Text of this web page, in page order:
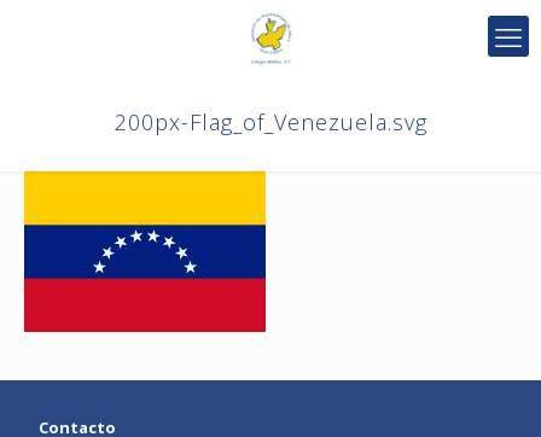
200px-Flag_of_Venezuela.svg
Contacto